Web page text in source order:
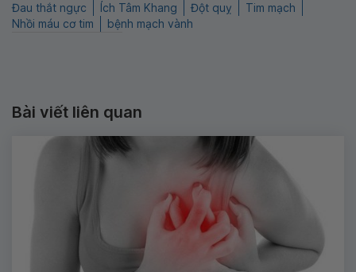
Đau thắt ngực Ích Tâm Khang Đột quỵ
Tim mạch
Nhồi máu cơ tim
bệnh mạch vành
Bài viết liên quan